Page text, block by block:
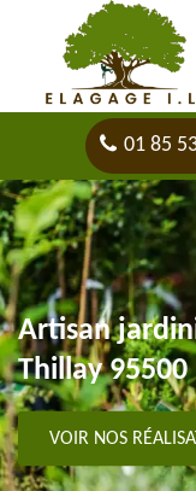
01 85
Artisan
Thillay 95500
VOIR NOS